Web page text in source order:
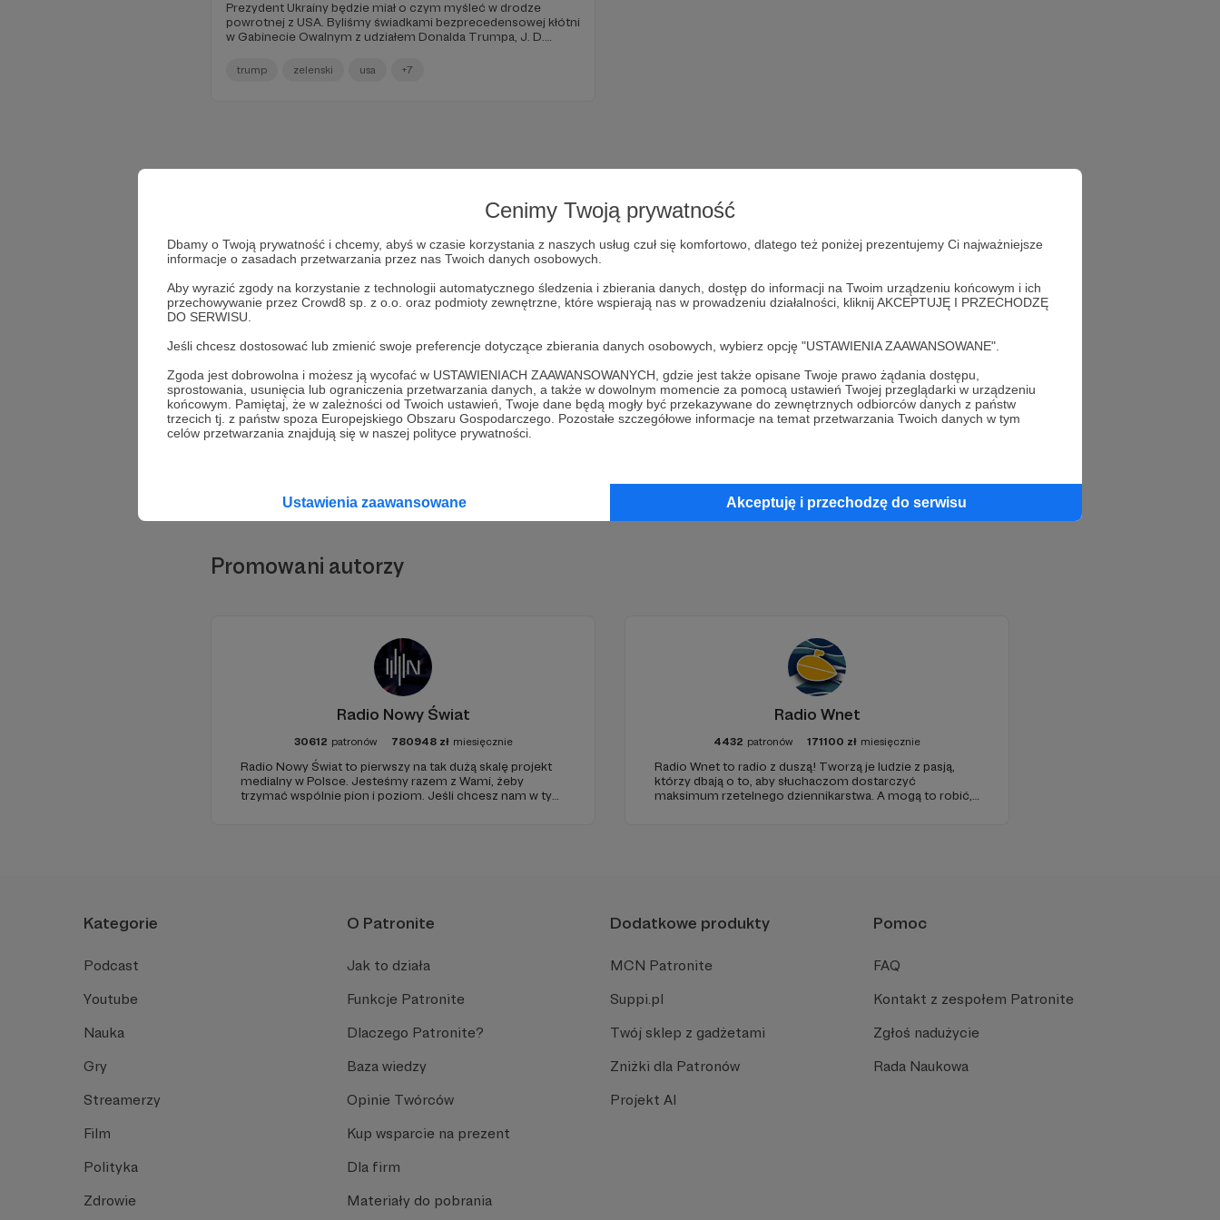
Cenimy Twoją prywatność
Dbamy o Twoją prywatność i chcemy, abyś w czasie korzystania z naszych usług czuł się komfortowo, dlatego też poniżej prezentujemy Ci najważniejsze
informacje o zasadach przetwarzania przez nas Twoich danych osobowych.
Aby wyrazić zgody na korzystanie z technologii automatycznego śledzenia i zbierania danych, dostęp do informacji na Twoim urządzeniu końcowym i ich
przechowywanie przez Crowd8 sp. z o.o. oraz podmioty zewnętrzne, które wspierają nas w prowadzeniu działalności, kliknij AKCEPTUJĘ I PRZECHODZĘ
DO SERWISU.
Jeśli chcesz dostosować lub zmienić swoje preferencje dotyczące zbierania danych osobowych, wybierz opcję "USTAWIENIA ZAAWANSOWANE".
Zgoda jest dobrowolna i możesz ją wycofać w USTAWIENIACH ZAAWANSOWANYCH, gdzie jest także opisane Twoje prawo żądania dostępu,
sprostowania, usunięcia lub ograniczenia przetwarzania danych, a także w dowolnym momencie za pomocą ustawień Twojej przeglądarki w urządzeniu
końcowym. Pamiętaj, że w zależności od Twoich ustawień, Twoje dane będą mogły być przekazywane do zewnętrznych odbiorców danych z państw
trzecich tj. z państw spoza Europejskiego Obszaru Gospodarczego. Pozostałe szczegółowe informacje na temat przetwarzania Twoich danych w tym
celów przetwarzania znajdują się w naszej polityce prywatności.
Ustawienia zaawansowane Akceptuję i przechodzę do serwisu
Prezydent Ukrainy będzie miał o czym myśleć w drodze
powrotnej z USA. Byliśmy świadkami bezprecedensowej kłótni
w Gabinecie Owalnym z udziałem Donalda Trumpa, J. D.
ponieważ wszystko to dla Was obserwujemy, komentujemy i
wracamy z newsletterem!
trump zelenski usa +7
Dołącz do grona Patronów!
Wesprzyj działalność AutoraOtwarta Konserwajuż teraz!
Promowani autorzy
Radio Nowy Świat
30612 patronów 780948 zł miesięcznie
Radio Nowy Świat to pierwszy na tak dużą skalę projekt
medialny w Polsce. Jesteśmy razem z Wami, żeby
trzymać wspólnie pion i poziom. Jeśli chcesz nam w tym
Radio Wnet
4432 patronów 171100 zł miesięcznie
Radio Wnet to radio z duszą! Tworzą je ludzie z pasją,
którzy dbają o to, aby słuchaczom dostarczyć
maksimum rzetelnego dziennikarstwa. A mogą to robić,
Kategorie
Podcast
Youtube
Nauka
Gry
Streamerzy
Film
Polityka
Zdrowie
O Patronite
Jak to działa
Funkcje Patronite
Dlaczego Patronite?
Baza wiedzy
Opinie Twórców
Kup wsparcie na prezent
Dla firm
Materiały do pobrania
Dodatkowe produkty
MCN Patronite
Suppi.pl
Twój sklep z gadżetami
Zniżki dla Patronów
Projekt AI
Pomoc
FAQ
Kontakt z zespołem Patronite
Zgłoś nadużycie
Rada Naukowa